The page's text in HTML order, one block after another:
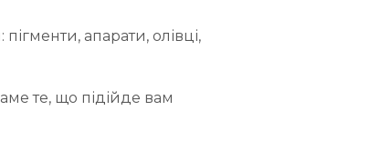
апарати, олівці,
те, що підійде вам